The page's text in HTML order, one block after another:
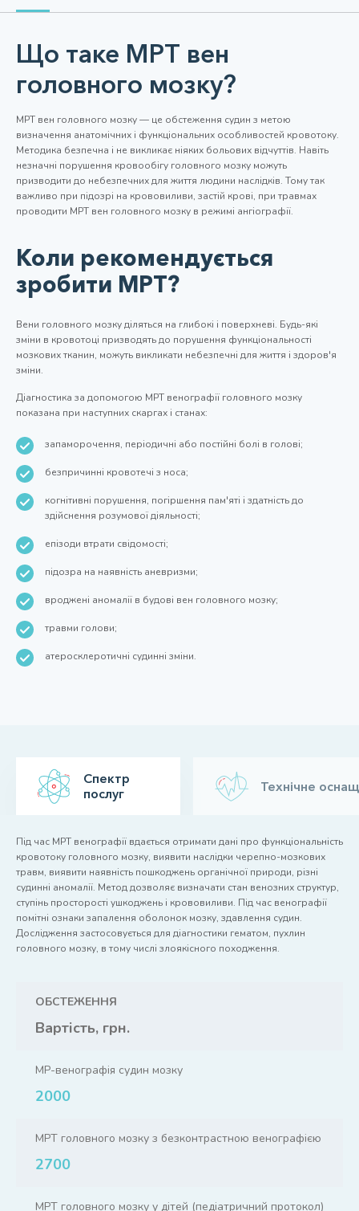
Що таке МРТ вен
головного мозку?
МРТ вен головного мозку — це обстеження судин з метою
визначення анатомічних і функціональних особливостей кровотоку.
Методика безпечна і не викликає ніяких больових відчуттів. Навіть
незначні порушення кровообігу головного мозку можуть
призводити до небезпечних для життя людини наслідків. Тому так
важливо при підозрі на крововиливи, застій крові, при травмах
проводити МРТ вен головного мозку в режимі ангіографії.
Коли рекомендується
зробити МРТ?
Вени головного мозку діляться на глибокі і поверхневі. Будь-які
зміни в кровотоці призводять до порушення функціональності
мозкових тканин, можуть викликати небезпечні для життя і здоров'я
зміни.
Діагностика за допомогою МРТ венографії головного мозку
показана при наступних скаргах і станах:
запаморочення, періодичні або постійні болі в голові;
безпричинні кровотечі з носа;
когнітивні порушення, погіршення пам'яті і здатність до
здійснення розумової діяльності;
епізоди втрати свідомості;
підозра на наявність аневризми;
вроджені аномалії в будові вен головного мозку;
травми голови;
атеросклеротичні судинні зміни.
Спектр
послуг
Технічне
Під час МРТ венографії вдається отримати дані про функціональність
кровотоку головного мозку, виявити наслідки черепно-мозкових
травм, виявити наявність пошкоджень органічної природи, різні
судинні аномалії. Метод дозволяє визначати стан венозних структур,
ступінь просторості ушкоджень і крововиливи. Під час венографії
помітні ознаки запалення оболонок мозку, здавлення судин.
Дослідження застосовується для діагностики гематом, пухлин
головного мозку, в тому числі злоякісного походження.
ОБСТЕЖЕННЯ
Вартість, грн.
МР-венографія судин мозку
2000
МРТ головного мозку з безконтрастною венографією
2700
МРТ головного мозку у дітей (педіатричний протокол)